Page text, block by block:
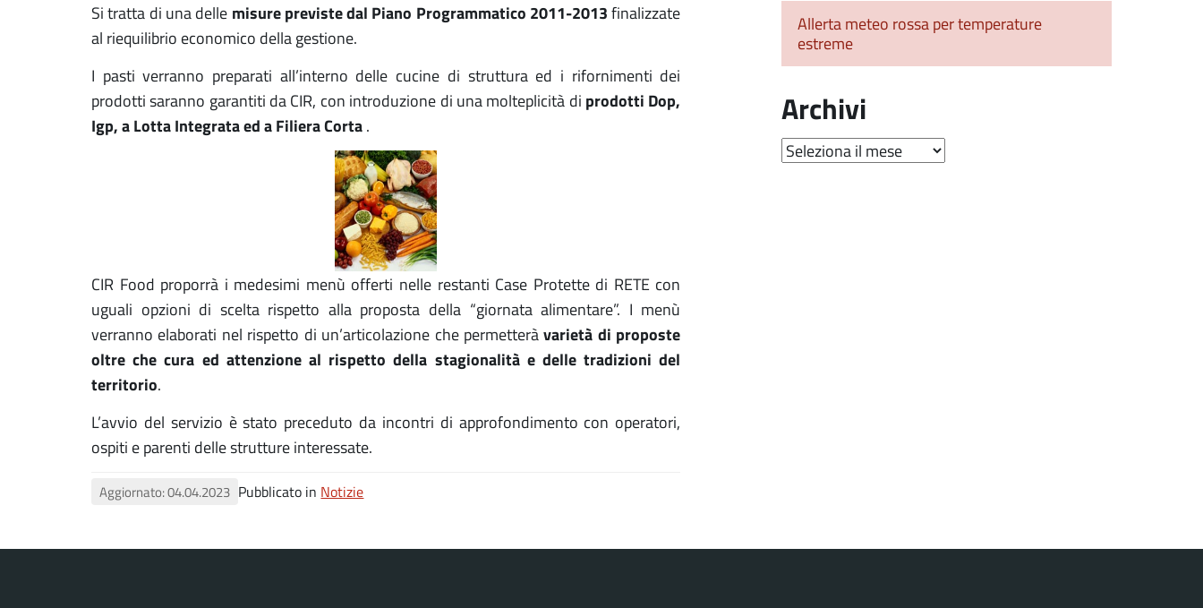
Si tratta di una delle misure previste dal Piano Programmatico 2011-2013finalizzate
al riequilibrio economico della gestione.
I pasti verranno preparati all’interno delle cucine di struttura ed i rifornimenti dei
prodotti saranno garantiti da CIR, con introduzione di una molteplicità di prodotti Dop,
Igp, a Lotta Integrata ed a Filiera Corta .
CIR Food proporrà i medesimi menù offerti nelle restanti Case Protette di RETE con
uguali opzioni di scelta rispetto alla proposta della “giornata alimentare”. I menù
verranno elaborati nel rispetto di un’articolazione che permetteràvarietà di proposte
oltre che cura ed attenzione al rispetto della stagionalità e delle tradizioni del
territorio.
L’avvio del servizio è stato preceduto da incontri di approfondimento con operatori,
ospiti e parenti delle strutture interessate.
Aggiornato: 04.04.2023 Pubblicato in Notizie
Allerta meteo rossa per temperature
estreme
Archivi
Archivi